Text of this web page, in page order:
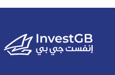
should
left
blank